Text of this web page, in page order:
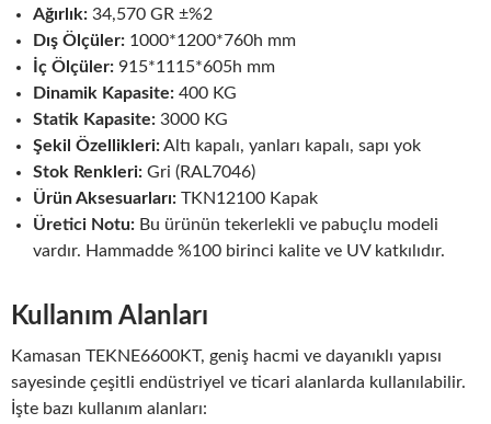
Ağırlık: 34,570 GR ±%2
Dış Ölçüler: 1000*1200*760h mm
İç Ölçüler: 915*1115*605h mm
Dinamik Kapasite: 400 KG
Statik Kapasite: 3000 KG
Şekil Özellikleri:Altı kapalı, yanları kapalı, sapı yok
Stok Renkleri: Gri (RAL7046)
Ürün Aksesuarları: TKN12100 Kapak
Üretici Notu: Bu ürünün tekerlekli ve pabuçlu modeli
vardır. Hammadde %100 birinci kalite ve UV katkılıdır.
Kullanım Alanları
Kamasan TEKNE6600KT, geniş hacmi ve dayanıklı yapısı
sayesinde çeşitli endüstriyel ve ticari alanlarda kullanılabilir.
İşte bazı kullanım alanları: